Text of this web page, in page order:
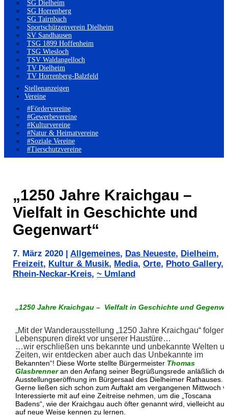
SG Dielheim
SG Horrenberg
SG Tairnbach
Sportschützenverein Dielheim
SV Sandhausen
TSG 1899 Hoffenheim
TSG Wiesloch
TSV Waldangelloch
TV Dielheim
TV Horrenberg-Balzfeld
Stellenanzeigen
Vereine
#Fördervereine
#Gewerbevereine
#Kulturvereine
#Natur & Heimatvereine
#Soziale Vereine
#Tierschutzvereine
„1250 Jahre Kraichgau –
Vielfalt in Geschichte und
Gegenwart“
7. März 2020 Allgemeines, Das Neueste, Dielheim,
Freizeit, Kultur & Musik, Media, Orte, Photo Gallery,
Rhein-Neckar-Kreis, ~ Umland
„1250 Jahre Kraichgau – Vielfalt in Geschichte und
„Mit der Wanderausstellung „1250 Jahre Kraichgau“ folgen
Lebenspuren direkt vor unserer Haustüre…
…wir erschließen uns bekannte und unbekannte Welten
Zeiten, wir entdecken aber auch das Unbekannte im
Bekannten“! Diese Worte stellte Bürgermeister Thomas
Glasbrenner an den Anfang seiner Begrüßungsrede anläßlich
Ausstellungseröffnung im Bürgersaal des Dielheimer Rathauses.
Gerne ließen sich schon zum Auftakt am vergangenen Mittwoch
Interessierte mit auf eine Zeitreise nehmen, um die „Toscana
Badens“, wie der Kraichgau auch öfter genannt wird, vielleicht
auf neue Weise kennen zu lernen.